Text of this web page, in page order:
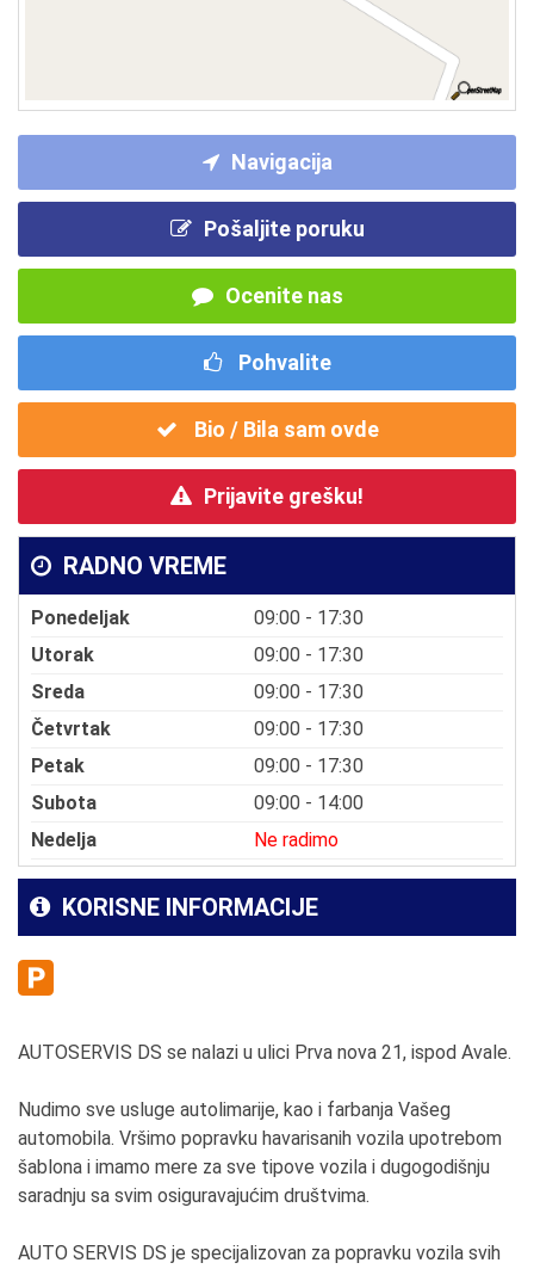
Navigacija
Pošaljite poruku
Ocenite nas
Pohvalite
Bio / Bila sam ovde
Prijavite grešku!
RADNO VREME
Ponedeljak
09:00 - 17:30
Utorak
09:00 - 17:30
Sreda
09:00 - 17:30
Četvrtak
09:00 - 17:30
Petak
09:00 - 17:30
Subota
09:00 - 14:00
Nedelja
Ne radimo
KORISNE INFORMACIJE
AUTOSERVIS DS se nalazi u ulici Prva nova 21, ispod Avale.
Nudimo sve usluge autolimarije, kao i farbanja Vašeg
automobila. Vršimo popravku havarisanih vozila upotrebom
šablona i imamo mere za sve tipove vozila i dugogodišnju
saradnju sa svim osiguravajućim društvima.
AUTO SERVIS DS je specijalizovan za popravku vozila svih